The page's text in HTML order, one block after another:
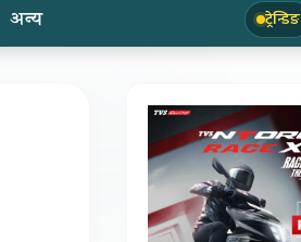
अन्य ट्रेन्डिङ